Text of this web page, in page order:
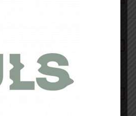
grimpeuse italo-égyptienne
CROUZET
rencontre avec la Légende